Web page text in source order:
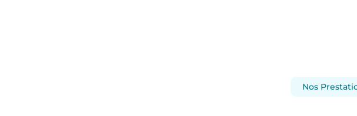
Nos